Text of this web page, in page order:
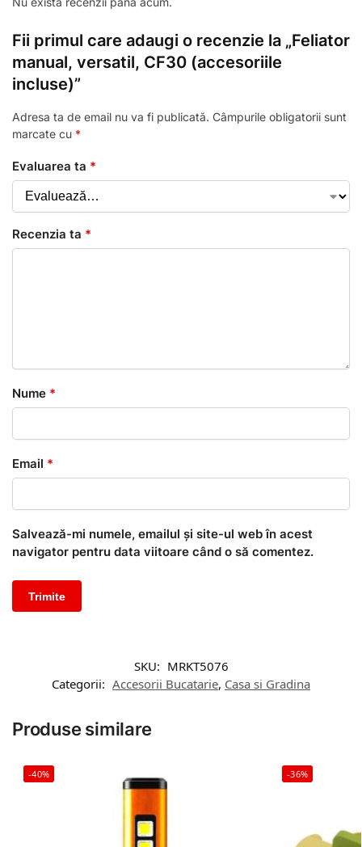
Fii primul care adaugi o recenzie la „Feliator
manual, versatil, CF30 (accesoriile
incluse)”
Adresa ta de email nu va fi publicată. Câmpurile obligatorii sunt
marcate cu *
Evaluarea ta *
Recenzia ta *
Nume *
Email *
Salvează-mi numele, emailul și site-ul web în acest
navigator pentru data viitoare când o să comentez.
SKU: MRKT5076
Categorii: Accesorii Bucatarie, Casa si Gradina
Produse similare
-40% -36%